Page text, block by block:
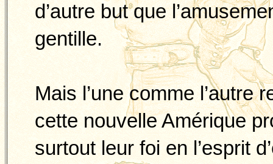
d’autre but que
gentille.
Mais l’une comme
cette nouvelle Amérique
surtout leur foi en l’esprit